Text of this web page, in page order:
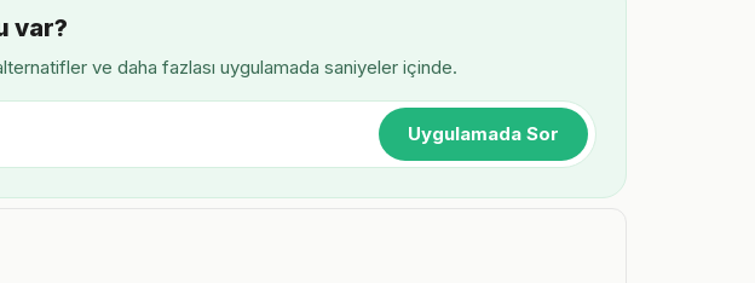
var?
ve daha fazlası uygulamada saniyeler içinde.
Uygulamada Sor